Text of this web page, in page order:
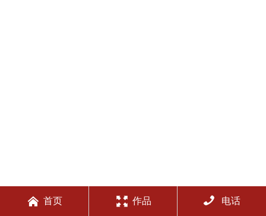
 首页  作品  电话